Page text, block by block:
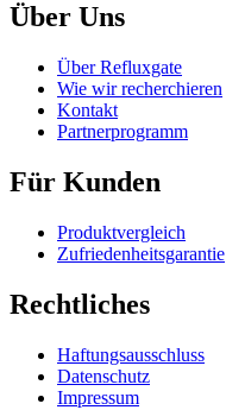
Über Uns
Über Refluxgate
Wie wir recherchieren
Kontakt
Partnerprogramm
Für Kunden
Produktvergleich
Zufriedenheitsgarantie
Rechtliches
Haftungsausschluss
Datenschutz
Impressum